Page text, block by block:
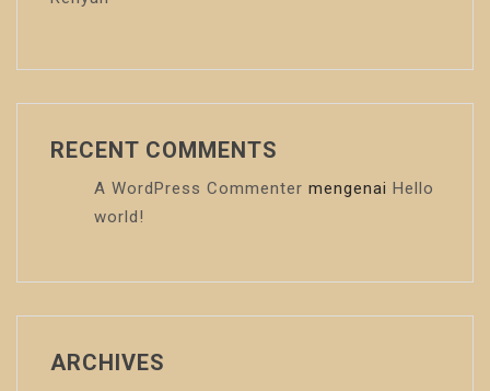
RECENT COMMENTS
A WordPress Commenter mengenai Hello
world!
ARCHIVES